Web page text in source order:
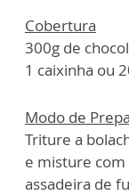
Cobertura
300g de
1 caixinha ou
Modo de
Triture a
e misture com
assadeira de